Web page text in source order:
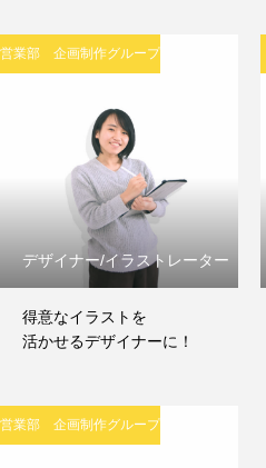
営業部 企画制作グループ
デザイナー/イラストレーター
得意なイラストを
活かせるデザイナーに！
営業部 企画制作グループ